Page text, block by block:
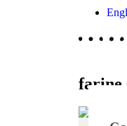
farine